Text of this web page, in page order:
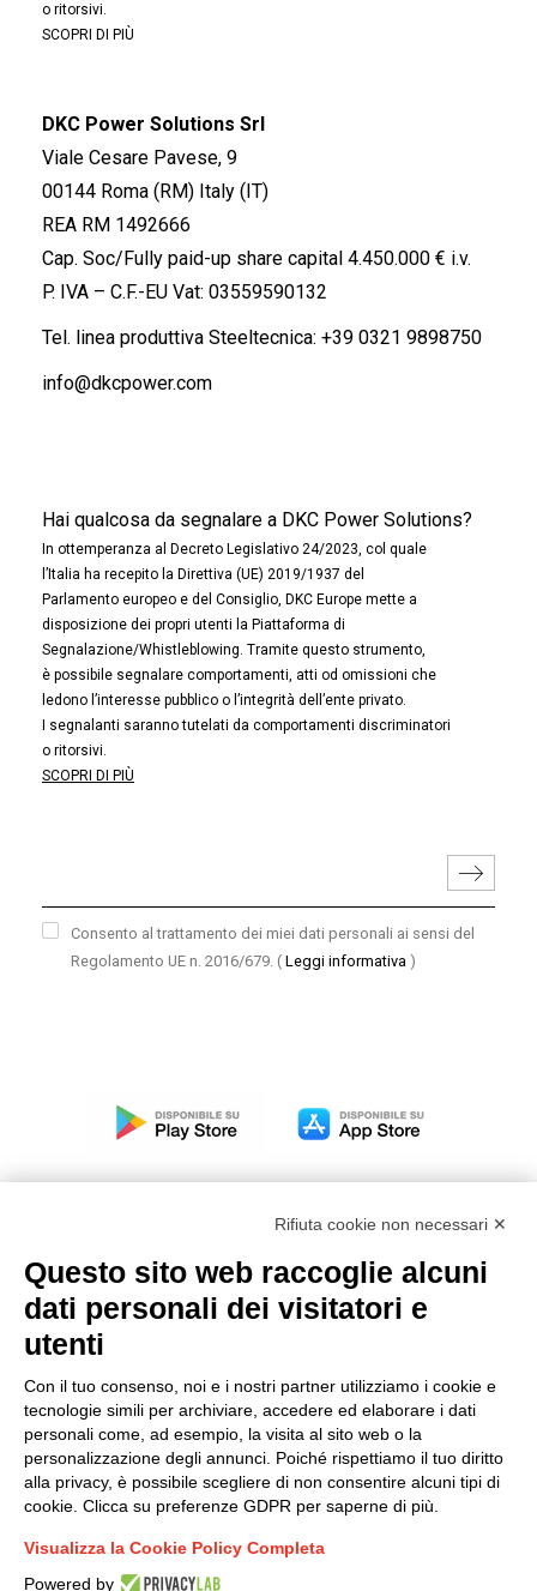
o ritorsivi.
SCOPRI DI PIÙ
DKC Power Solutions Srl
Viale Cesare Pavese, 9
00144 Roma (RM) Italy (IT)
REA RM 1492666
Cap. Soc/Fully paid-up share capital 4.450.000 € i.v.
P. IVA – C.F.-EU Vat: 03559590132
Tel. linea produttiva Steeltecnica: +39 0321 9898750
info@dkcpower.com
Hai qualcosa da segnalare a DKC Power Solutions?
In ottemperanza al Decreto Legislativo 24/2023, col quale
l’Italia ha recepito la Direttiva (UE) 2019/1937 del
Parlamento europeo e del Consiglio, DKC Europe mette a
disposizione dei propri utenti la Piattaforma di
Segnalazione/Whistleblowing. Tramite questo strumento,
è possibile segnalare comportamenti, atti od omissioni che
ledono l’interesse pubblico o l’integrità dell’ente privato.
I segnalanti saranno tutelati da comportamenti discriminatori
o ritorsivi.
SCOPRI DI PIÙ
Consento al trattamento dei miei dati personali ai sensi del
Regolamento UE n. 2016/679. ( Leggi informativa )
LINKEDIN YOUTUBE
Modello organizzativo, gestione e controllo – D. lgs.
231/2001
Condizioni generali di vendita DKC Power Solutions
Condizioni generali di acquisto
Codice etico
Rifiuta cookie non necessari ✕
Questo sito web raccoglie alcuni
dati personali dei visitatori e
utenti
Con il tuo consenso, noi e i nostri partner utilizziamo i cookie e
tecnologie simili per archiviare, accedere ed elaborare i dati
personali come, ad esempio, la visita al sito web o la
personalizzazione degli annunci. Poiché rispettiamo il tuo diritto
alla privacy, è possibile scegliere di non consentire alcuni tipi di
cookie. Clicca su preferenze GDPR per saperne di più.
Visualizza la Cookie Policy Completa
Powered by